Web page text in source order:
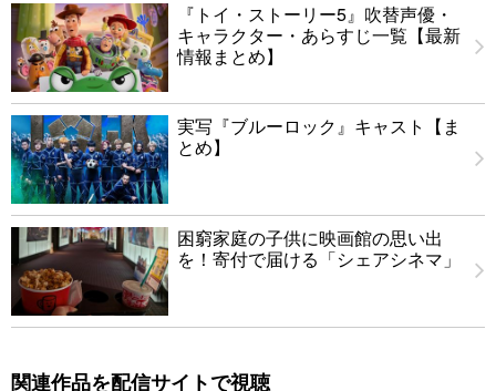
『トイ・ストーリー5』吹替声優・
キャラクター・あらすじ一覧【最新
情報まとめ】
実写『ブルーロック』キャスト【ま
とめ】
困窮家庭の子供に映画館の思い出
を！寄付で届ける「シェアシネマ」
関連作品を配信サイトで視聴